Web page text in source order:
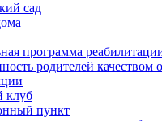
сад
программа
родителей качеством
клуб
пункт